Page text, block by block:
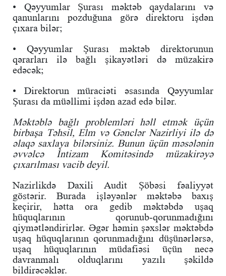
• Qəyyumlar Şurası məktəb qaydalarını və
qanunlarını pozduğuna görə direktoru işdən
çıxara bilər;
• Qəyyumlar Şurası məktəb direktorunun
qərarları ilə bağlı şikayətləri də müzakirə
edəcək;
• Direktorun müraciəti əsasında Qəyyumlar
Şurası da müəllimi işdən azad edə bilər.
Məktəblə bağlı problemləri həll etmək üçün
birbaşa Təhsil, Elm və Gənclər Nazirliyi ilə də
əlaqə saxlaya bilərsiniz. Bunun üçün məsələnin
əvvəlcə İntizam Komitəsində müzakirəyə
çıxarılması vacib deyil.
Nazirlikdə Daxili Audit Şöbəsi fəaliyyət
göstərir. Burada işləyənlər məktəbə baxış
keçirir, hətta ora gedib məktəbdə uşaq
hüquqlarının qorunub-qorunmadığını
qiymətləndirirlər. Əgər həmin şəxslər məktəbdə
uşaq hüquqlarının qorunmadığını düşünərlərsə,
uşaq hüquqlarının müdafiəsi üçün necə
davranmalı olduqlarını yazılı şəkildə
bildirəcəklər.